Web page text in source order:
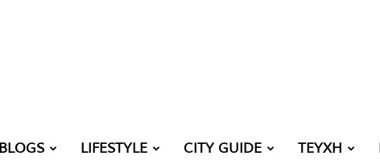
BLOGS LIFESTYLE CITY GUIDE ΤΕΥΧΗ